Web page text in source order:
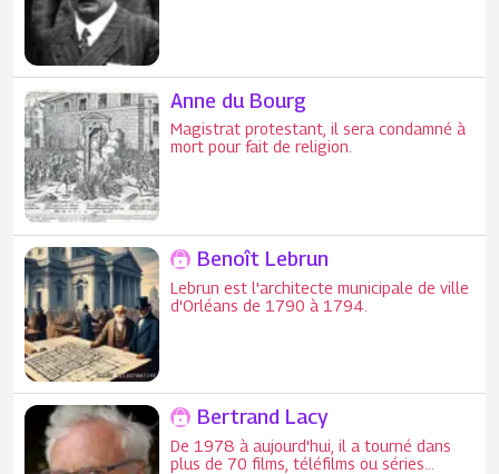
Anne du Bourg
Magistrat protestant, il sera condamné à
mort pour fait de religion.
Benoît Lebrun
Lebrun est l'architecte municipale de ville
d'Orléans de 1790 à 1794.
Bertrand Lacy
De 1978 à aujourd'hui, il a tourné dans
plus de 70 films, téléfilms ou séries